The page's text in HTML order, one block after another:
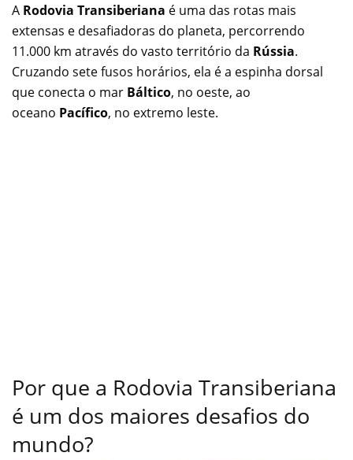
A Rodovia Transiberiana é uma das rotas mais
extensas e desafiadoras do planeta, percorrendo
11.000 km através do vasto território da Rússia.
Cruzando sete fusos horários, ela é a espinha dorsal
que conecta o mar Báltico, no oeste, ao
oceano Pacífico, no extremo leste.
Por que a Rodovia Transiberiana
é um dos maiores desafios do
mundo?